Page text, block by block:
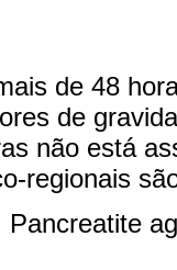
de 48
de
não está
regionais
Pancreatite